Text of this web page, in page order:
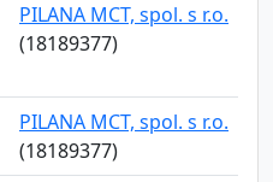
PILANA MCT, spol. s r.o.
(18189377)
PILANA MCT, spol. s r.o.
(18189377)